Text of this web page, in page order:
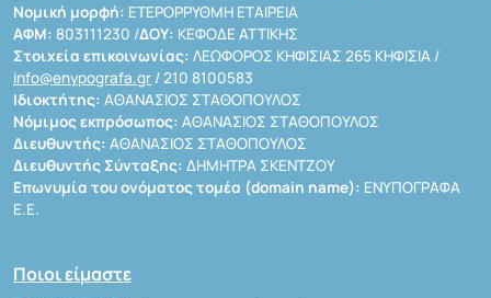
Νομική μορφή: ΕΤΕΡΟΡΡΥΘΜΗ ΕΤΑΙΡΕΙΑ
ΑΦΜ: 803111230 /ΔΟΥ: ΚΕΦΟΔΕ ΑΤΤΙΚΗΣ
Στοιχεία επικοινωνίας: ΛΕΩΦΟΡΟΣ ΚΗΦΙΣΙΑΣ 265 ΚΗΦΙΣΙΑ /
info@enypografa.gr / 210 8100583
Ιδιοκτήτης: ΑΘΑΝΑΣΙΟΣ ΣΤΑΘΟΠΟΥΛΟΣ
Νόμιμος εκπρόσωπος: ΑΘΑΝΑΣΙΟΣ ΣΤΑΘΟΠΟΥΛΟΣ
Διευθυντής: ΑΘΑΝΑΣΙΟΣ ΣΤΑΘΟΠΟΥΛΟΣ
Διευθυντής Σύνταξης: ΔΗΜΗΤΡΑ ΣΚΕΝΤΖΟΥ
Επωνυμία του ονόματος τομέα (domain name): ΕΝΥΠΟΓΡΑΦΑ
Ε.Ε.
Ποιοι είμαστε